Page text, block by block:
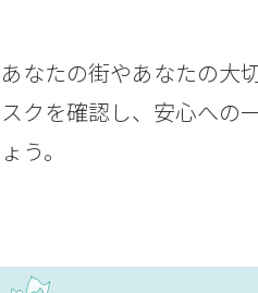
あなたの街やあなたの大
スクを確認し、安心への
ょう。